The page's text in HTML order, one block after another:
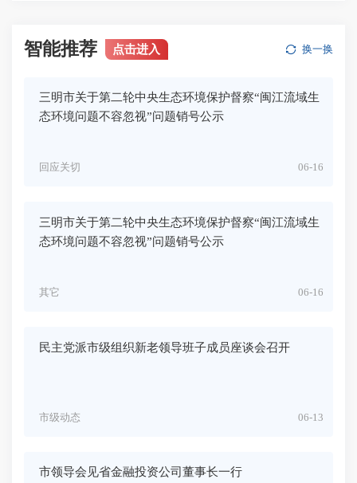
智能推荐 点击进入 换一换
三明市关于第二轮中央生态环境保护督察“闽江流域生
态环境问题不容忽视”问题销号公示
06-16
回应关切
三明市关于第二轮中央生态环境保护督察“闽江流域生
态环境问题不容忽视”问题销号公示
06-16
其它
民主党派市级组织新老领导班子成员座谈会召开
06-13
市级动态
市领导会见省金融投资公司董事长一行